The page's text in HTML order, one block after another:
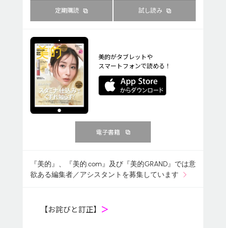
定期購読 試し読み
美的がタブレットや
スマートフォンで読める！
電子書籍
『美的』、『美的.com』及び『美的GRAND』では意
欲ある編集者／アシスタントを募集しています
【お詫びと訂正】 ＞